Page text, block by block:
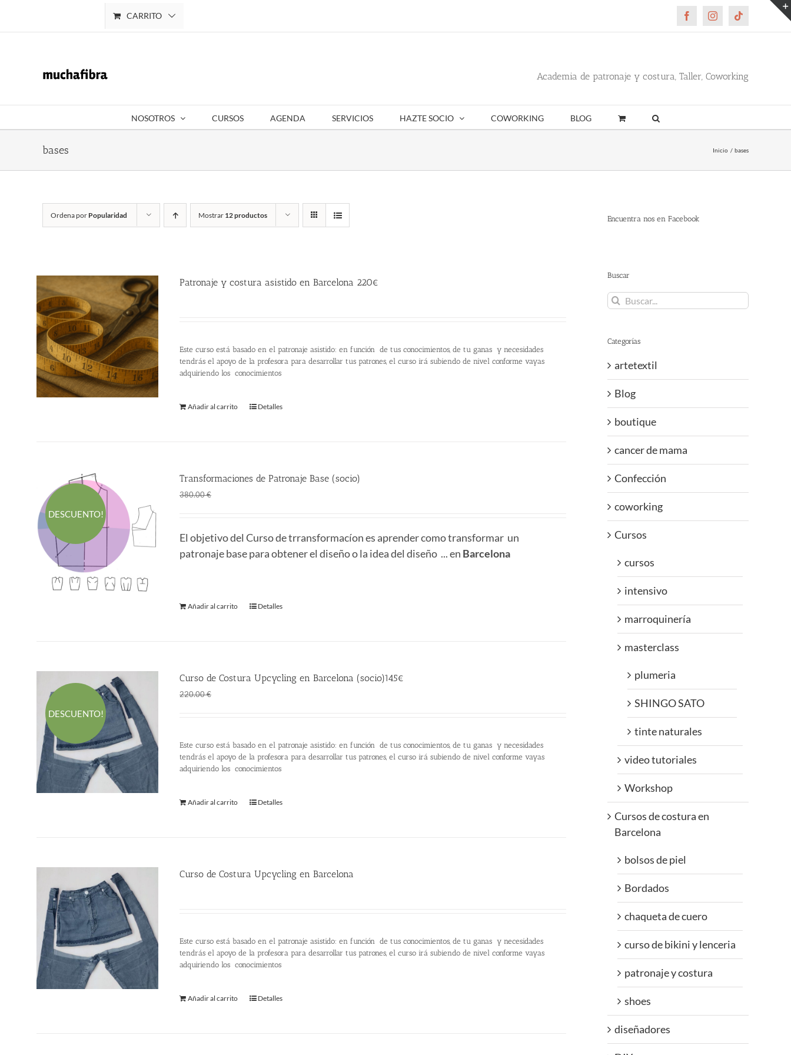
CARRITO FacebookInstagramTiktok
Academia de patronaje y costura, Taller, Coworking
NOSOTROS CURSOS AGENDA SERVICIOS HAZTE SOCIO COWORKING BLOG
bases Inicio bases
Ordena por Popularidad Mostrar 12 productos
Patronaje y costura asistido en Barcelona 220€
Este curso está basado en el patronaje asistido: en función de tus conocimientos, de tu ganas y necesidades
tendrás el apoyo de la profesora para desarrollar tus patrones, el curso irá subiendo de nivel conforme vayas
adquiriendo los conocimientos
Añadir al carrito Detalles
DESCUENTO!
Transformaciones de Patronaje Base (socio)
380.00€
era:
380.00 €.
es:
298.00 €.
El objetivo del Curso de trransformacíon es aprender como transformar un
patronaje base para obtener el diseño o la idea del diseño ... en Barcelona
Añadir al carrito Detalles
DESCUENTO!
Curso de Costura Upcycling en Barcelona (socio)145€
220.00€
era:
220.00 €. 145.00 €.
Este curso está basado en el patronaje asistido: en función de tus conocimientos, de tu ganas y necesidades
tendrás el apoyo de la profesora para desarrollar tus patrones, el curso irá subiendo de nivel conforme vayas
adquiriendo los conocimientos
Añadir al carrito Detalles
Curso de Costura Upcycling en Barcelona
Este curso está basado en el patronaje asistido: en función de tus conocimientos, de tu ganas y necesidades
tendrás el apoyo de la profesora para desarrollar tus patrones, el curso irá subiendo de nivel conforme vayas
adquiriendo los conocimientos
Añadir al carrito Detalles
Encuentra nos en Facebook
Buscar
Buscar:
Categorías
artetextil
Blog
boutique
cancer de mama
Confección
coworking
Cursos
cursos
intensivo
marroquinería
masterclass
plumeria
SHINGO SATO
tinte naturales
video tutoriales
Workshop
Cursos de costura en
Barcelona
bolsos de piel
Bordados
chaqueta de cuero
curso de bikini y lenceria
patronaje y costura
shoes
diseñadores